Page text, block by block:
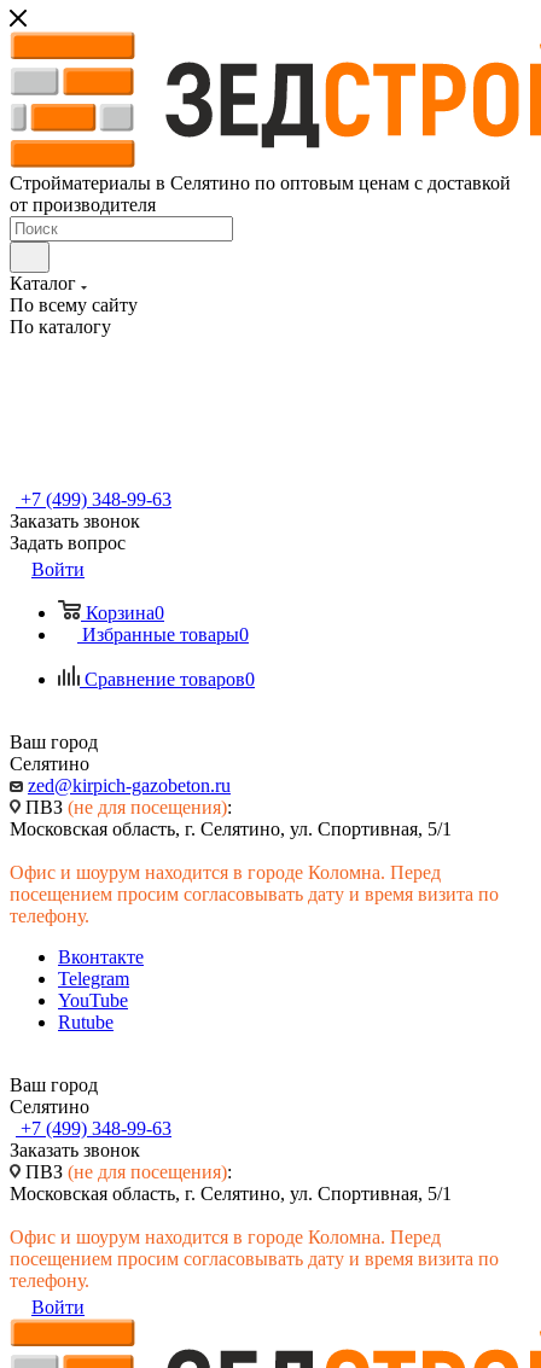
Стройматериалы в Селятино по оптовым ценам с доставкой
от производителя
Каталог
По всему сайту
По каталогу
+7 (499) 348-99-63
Заказать звонок
Задать вопрос
Войти
Корзина0
Избранные товары0
Сравнение товаров0
Ваш город
Селятино
zed@kirpich-gazobeton.ru
ПВЗ (не для посещения):
Московская область, г. Селятино, ул. Спортивная, 5/1
Офис и шоурум находится в городе Коломна. Перед
посещением просим согласовывать дату и время визита по
телефону.
Вконтакте
Telegram
YouTube
Rutube
Ваш город
Селятино
+7 (499) 348-99-63
Заказать звонок
ПВЗ (не для посещения):
Московская область, г. Селятино, ул. Спортивная, 5/1
Офис и шоурум находится в городе Коломна. Перед
посещением просим согласовывать дату и время визита по
телефону.
Войти